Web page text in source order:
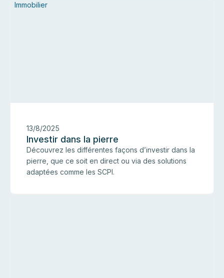
Immobilier
13/8/2025
Investir dans la pierre
Découvrez les différentes façons d’investir dans la
pierre, que ce soit en direct ou via des solutions
adaptées comme les SCPI.